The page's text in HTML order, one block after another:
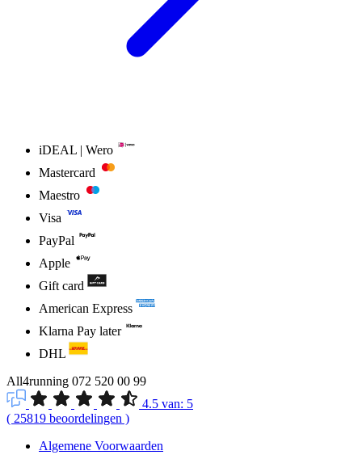
iDEAL | Wero
Mastercard
Maestro
Visa
PayPal
Apple
Gift card
American Express
Klarna Pay later
DHL
All4running 072 520 00 99
4.5 van: 5
( 25819 beoordelingen )
Algemene Voorwaarden